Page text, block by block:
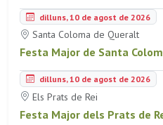
dilluns, 10 de agost de 2026
Santa Coloma de Queralt
Festa Major de Santa
dilluns, 10 de agost de 2026
Els Prats de Rei
Festa Major dels Prats de